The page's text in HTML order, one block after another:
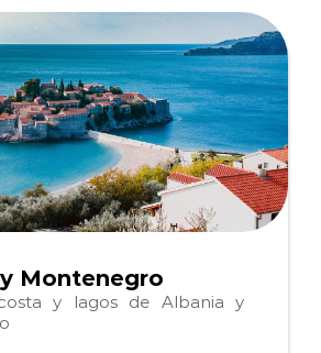
Montenegro
y lagos de Albania y